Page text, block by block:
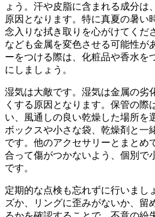
ょう 。汗や皮脂に含まれる成分は
原因となります。特に真夏の暑い
念入りな拭き取りを心がけてくだ
なども金属を変色させる可能性が
ーをつける際は、化粧品や香水を
にしましょう。
湿気は大敵です。湿気は金属の劣
くする原因となります。保管の際
い、風通しの良い乾燥した場所を
ボックスや小さな袋、乾燥剤と一
です。他のアクセサリーとまとめ
合って傷がつかないよう、個別で
です。
定期的な点検も忘れずに行いまし
ズか、リングに歪みがないか、留